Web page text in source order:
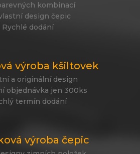
kombinací
design čepic
Rychlé dodání
výroba kšiltovek
a originální design
objednávka jen 300ks
termín dodání
výroba čepic